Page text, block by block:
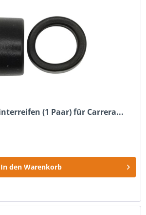
(1 Paar) für Carrera...
In den Warenkorb